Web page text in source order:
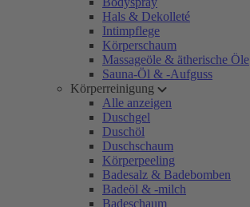
Hals & Dekolleté
Intimpflege
Körperschaum
Massageöle & ätherische Öle
Sauna-Öl & -Aufguss
Körperreinigung
Alle anzeigen
Duschgel
Duschöl
Duschschaum
Körperpeeling
Badesalz & Badebomben
Badeöl & -milch
Badeschaum